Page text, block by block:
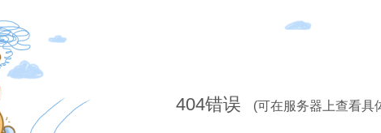
404错误 (可在服务器上查看具